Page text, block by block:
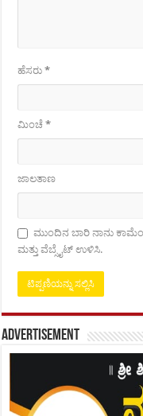
ಹೆಸರು*
ಮಿಂಚೆ*
ಜಾಲತಾಣ
ಮುಂದಿನ ಬಾರಿ ನಾನು
ಮತ್ತು ವೆಬ್ಸೈಟ್ ಉಳಿಸಿ.
Advertisement